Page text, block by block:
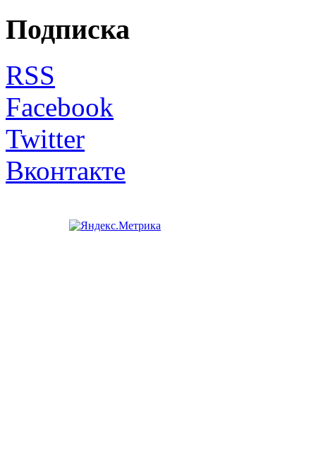
Подписка
RSS
Facebook
Twitter
Вконтакте